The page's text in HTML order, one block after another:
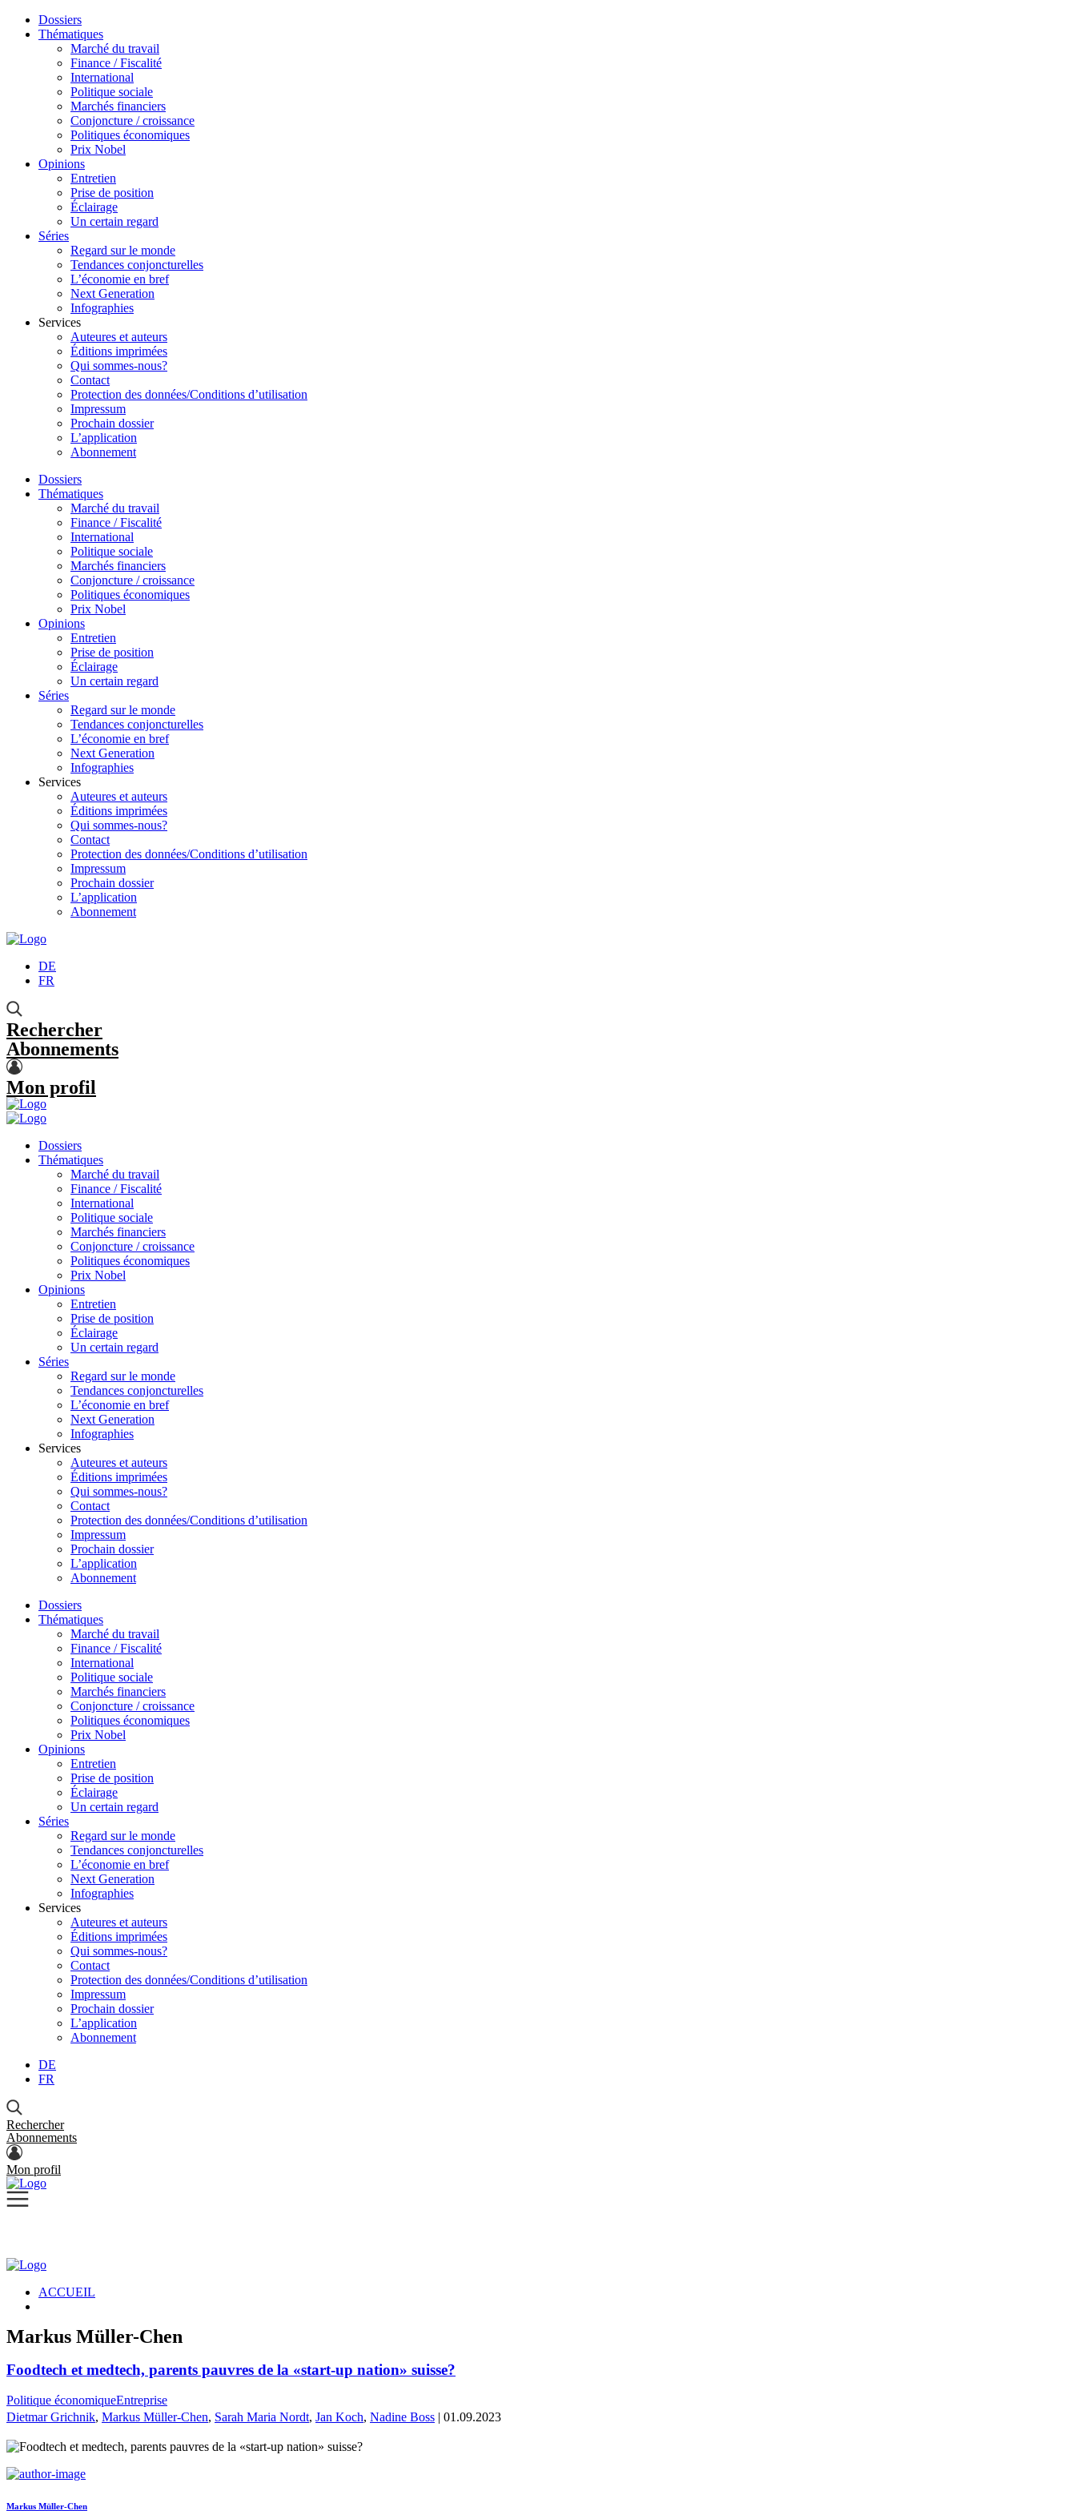
Dossiers
Thématiques
Marché du travail
Finance / Fiscalité
International
Politique sociale
Marchés financiers
Conjoncture / croissance
Politiques économiques
Prix Nobel
Opinions
Entretien
Prise de position
Éclairage
Un certain regard
Séries
Regard sur le monde
Tendances conjoncturelles
L’économie en bref
Next Generation
Infographies
Services
Auteures et auteurs
Éditions imprimées
Qui sommes-nous?
Contact
Protection des données/Conditions d’utilisation
Impressum
Prochain dossier
L’application
Abonnement
Dossiers
Thématiques
Marché du travail
Finance / Fiscalité
International
Politique sociale
Marchés financiers
Conjoncture / croissance
Politiques économiques
Prix Nobel
Opinions
Entretien
Prise de position
Éclairage
Un certain regard
Séries
Regard sur le monde
Tendances conjoncturelles
L’économie en bref
Next Generation
Infographies
Services
Auteures et auteurs
Éditions imprimées
Qui sommes-nous?
Contact
Protection des données/Conditions d’utilisation
Impressum
Prochain dossier
L’application
Abonnement
DE
FR
Rechercher
Abonnements
Mon profil
Dossiers
Thématiques
Marché du travail
Finance / Fiscalité
International
Politique sociale
Marchés financiers
Conjoncture / croissance
Politiques économiques
Prix Nobel
Opinions
Entretien
Prise de position
Éclairage
Un certain regard
Séries
Regard sur le monde
Tendances conjoncturelles
L’économie en bref
Next Generation
Infographies
Services
Auteures et auteurs
Éditions imprimées
Qui sommes-nous?
Contact
Protection des données/Conditions d’utilisation
Impressum
Prochain dossier
L’application
Abonnement
Dossiers
Thématiques
Marché du travail
Finance / Fiscalité
International
Politique sociale
Marchés financiers
Conjoncture / croissance
Politiques économiques
Prix Nobel
Opinions
Entretien
Prise de position
Éclairage
Un certain regard
Séries
Regard sur le monde
Tendances conjoncturelles
L’économie en bref
Next Generation
Infographies
Services
Auteures et auteurs
Éditions imprimées
Qui sommes-nous?
Contact
Protection des données/Conditions d’utilisation
Impressum
Prochain dossier
L’application
Abonnement
DE
FR
Rechercher
Abonnements
Mon profil
ACCUEIL
Markus Müller-Chen
Foodtech et medtech, parents pauvres de la «start-up nation» suisse?
Politique économiqueEntreprise
Dietmar Grichnik, Markus Müller-Chen, Sarah Maria Nordt, Jan Koch, Nadine Boss | 01.09.2023
Markus Müller-Chen